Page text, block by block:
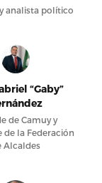
analista político
“Gaby”
de Camuy y
de la Federación
Alcaldes